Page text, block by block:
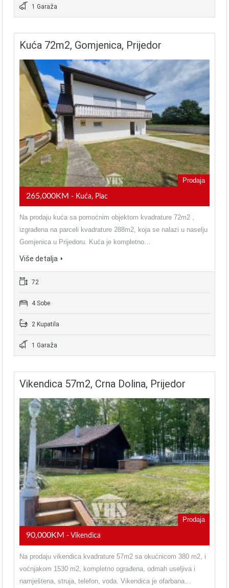
1 Garaža
Kuća 72m2, Gomjenica, Prijedor
Prodaja
265,000KM - Kuća, Plac
Na prodaju kuća sa pomoćnim objektom kvadrature 72m2 ,
izgrađena na parceli kvadrature 288m2, koja se nalazi u naselju
Gomjenica u Prijedoru. Kuća je kompletno…
Više detalja
72
4 Sobe
2 Kupatila
1 Garaža
Vikendica 57m2, Crna Dolina, Prijedor
Prodaja
90,000KM - Vikendica
Na prodaju vikendica kvadrature 57m2 sa okućnicom 380 m2, i
voćnjakom 1530 m2, kompletno ograđena, odmah useljiva i
namještena, struja, telefon, voda. Vikendica je ofarbana…